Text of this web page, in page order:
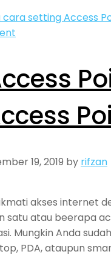
setting Access
19, 2019 by rifzan
akses internet
satu atau beerapa
Mungkin Anda
PDA, ataupun